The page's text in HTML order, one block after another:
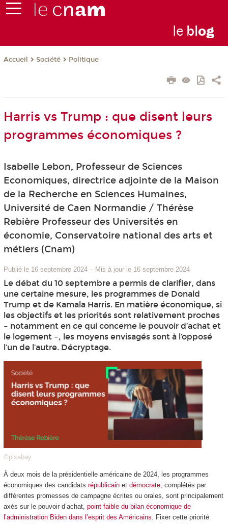
le blog
Accueil Société Politique
Harris vs Trump : que disent leurs
programmes économiques ?
Isabelle Lebon, Professeur de Sciences
Economiques, directrice adjointe de la Maison
de la Recherche en Sciences Humaines,
Université de Caen Normandie / Thérèse
Rebière Professeur des Universités en
économie, Conservatoire national des arts et
métiers (Cnam)
Publié le 16 septembre 2024 – Mis à jour le 16 septembre 2024
Le débat du 10 septembre a permis de clarifier, dans
une certaine mesure, les programmes de Donald
Trump et de Kamala Harris. En matière économique, si
les objectifs et les priorités sont relativement proches
– notamment en ce qui concerne le pouvoir d’achat et
le logement –, les moyens envisagés sont à l’opposé
l’un de l’autre. Décryptage.
©pixabay
À deux mois de la présidentielle américaine de 2024, les programmes
économiques des candidats républicainet démocrate, complétés par
différentes promesses de campagne écrites ou orales, sont principalement
axés sur le pouvoir d’achat, point faible du bilan économique de
l’administration Biden dans l’esprit des Américains . Fixer cette priorité